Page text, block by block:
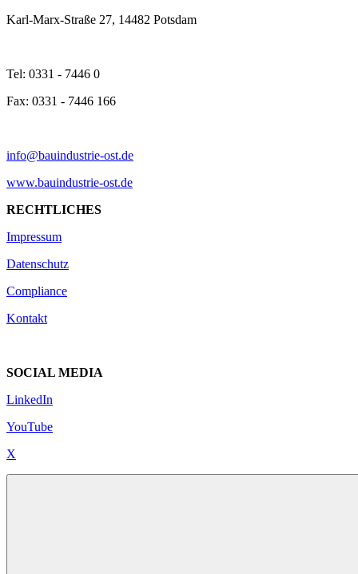
Karl-Marx-Straße 27, 14482 Potsdam
Tel: 0331 - 7446 0
Fax: 0331 - 7446 166
info@bauindustrie-ost.de
www.bauindustrie-ost.de
RECHTLICHES
Impressum
Datenschutz
Compliance
Kontakt
SOCIAL MEDIA
LinkedIn
YouTube
X